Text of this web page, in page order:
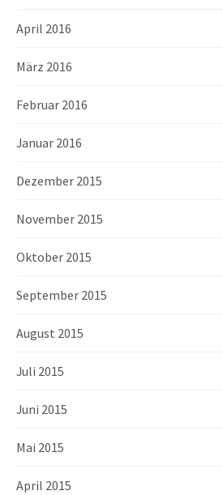
April 2016
März 2016
Februar 2016
Januar 2016
Dezember 2015
November 2015
Oktober 2015
September 2015
August 2015
Juli 2015
Juni 2015
Mai 2015
April 2015